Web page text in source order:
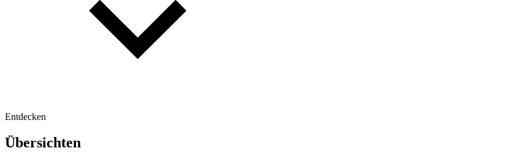
Entdecken
Übersichten